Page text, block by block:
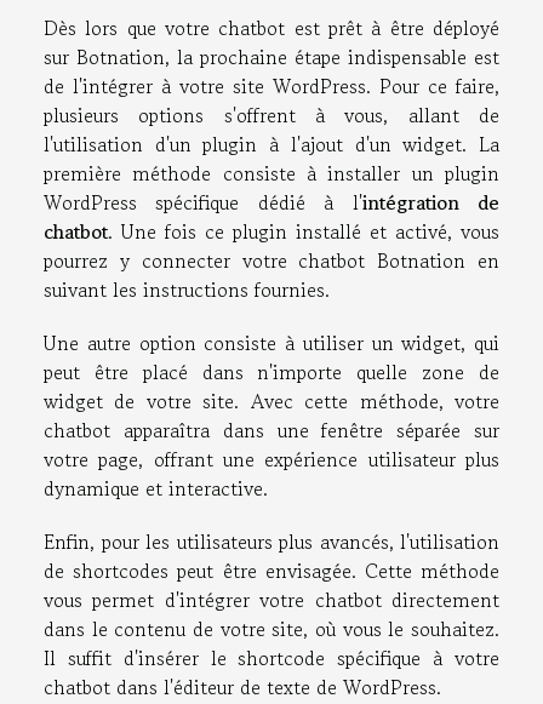
Dès lors que votre chatbot est prêt à être déployé
sur Botnation, la prochaine étape indispensable est
de l'intégrer à votre site WordPress. Pour ce faire,
plusieurs options s'offrent à vous, allant de
l'utilisation d'un plugin à l'ajout d'un widget. La
première méthode consiste à installer un plugin
WordPress spécifique dédié à l'intégration de
chatbot. Une fois ce plugin installé et activé, vous
pourrez y connecter votre chatbot Botnation en
suivant les instructions fournies.
Une autre option consiste à utiliser un widget, qui
peut être placé dans n'importe quelle zone de
widget de votre site. Avec cette méthode, votre
chatbot apparaîtra dans une fenêtre séparée sur
votre page, offrant une expérience utilisateur plus
dynamique et interactive.
Enfin, pour les utilisateurs plus avancés, l'utilisation
de shortcodes peut être envisagée. Cette méthode
vous permet d'intégrer votre chatbot directement
dans le contenu de votre site, où vous le souhaitez.
Il suffit d'insérer le shortcode spécifique à votre
chatbot dans l'éditeur de texte de WordPress.